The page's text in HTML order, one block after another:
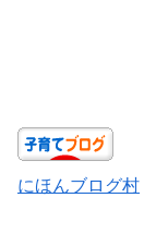
にほんブログ村